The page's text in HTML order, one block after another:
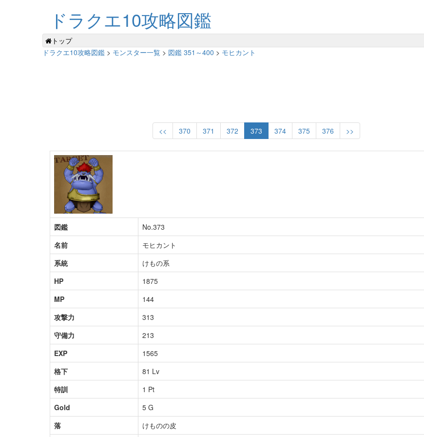
ドラクエ10攻略図鑑
トップ
ドラクエ10攻略図鑑 > モンスター一覧 > 図鑑 351～400 > モヒカント
<< 370 371 372 373 374 375 376 >>
図鑑
No.373
名前
モヒカント
系統
けもの系
HP
1875
MP
144
攻撃力
313
守備力
213
EXP
1565
格下
81 Lv
特訓
1 Pt
Gold
5 G
落
けものの皮